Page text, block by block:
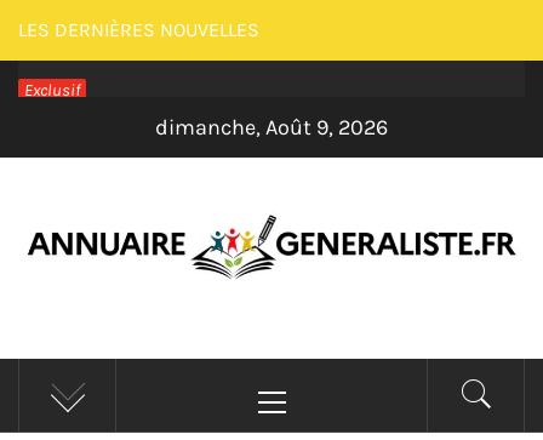
Passer
au
contenu
LES DERNIÈRES NOUVELLES
Exclusif
dimanche, Août 9, 2026
ANNUAIRE
GENERALISTE –
principal